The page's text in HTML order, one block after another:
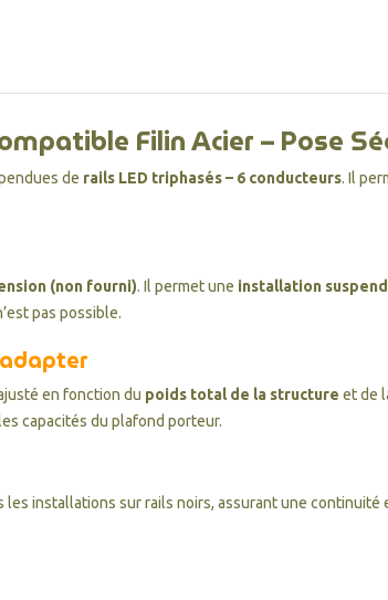
Filin Acier – Pose
de rails LED triphasés – 6 conducteurs. Il
(non fourni). Il permet une installation
pas possible.
en fonction du poids total de la structure et de
capacités du plafond porteur.
les installations sur rails noirs, assurant une